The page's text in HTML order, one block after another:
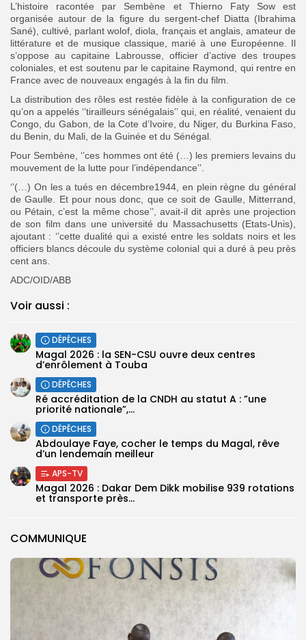
COMMUNIQUE
L’histoire racontée par Sembène et Thierno Faty Sow est
organisée autour de la figure du sergent-chef Diatta (Ibrahima
Sané), cultivé, parlant wolof, diola, français et anglais, amateur de
littérature et de musique classique, marié à une Européenne. Il
s’oppose au capitaine Labrousse, officier d’active des troupes
coloniales, et est soutenu par le capitaine Raymond, qui rentre en
France avec de nouveaux engagés à la fin du film.
La distribution des rôles est restée fidèle à la configuration de ce
qu’on a appelés ‘’tirailleurs sénégalais’’ qui, en réalité, venaient du
Congo, du Gabon, de la Cote d’Ivoire, du Niger, du Burkina Faso,
du Benin, du Mali, de la Guinée et du Sénégal.
Pour Sembène, ‘’ces hommes ont été (…) les premiers levains du
mouvement de la lutte pour l’indépendance’’.
‘’(…) On les a tués en décembre1944, en plein règne du général
de Gaulle. Et pour nous donc, que ce soit de Gaulle, Mitterrand,
ou Pétain, c’est la même chose’’, avait-il dit après une projection
de son film dans une université du Massachusetts (Etats-Unis),
ajoutant : ‘’cette dualité qui a existé entre les soldats noirs et les
officiers blancs découle du système colonial qui a duré à peu près
cent ans.
ADC/OID/ABB
Voir aussi :
DÉPÊCHES
Magal 2026 : la SEN-CSU ouvre deux centres
d’enrôlement à Touba
DÉPÊCHES
Ré accréditation de la CNDH au statut A : ”une
priorité nationale”,...
DÉPÊCHES
Abdoulaye Faye, cocher le temps du Magal, rêve
d’un lendemain meilleur
APS-TV
Magal 2026 : Dakar Dem Dikk mobilise 939 rotations
et transporte près...